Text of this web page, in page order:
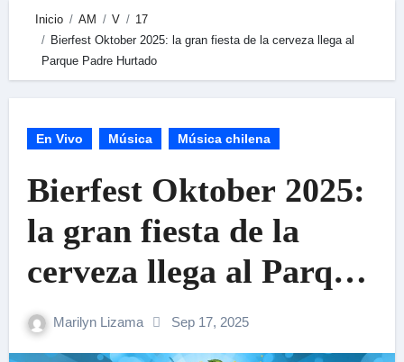
Inicio AM V
17
Bierfest Oktober 2025: la gran fiesta de la cerveza llega al
Parque Padre Hurtado
En Vivo Música Música chilena
Bierfest Oktober 2025:
la gran fiesta de la
cerveza llega al Parque
Padre Hurtado
Marilyn Lizama Sep 17, 2025